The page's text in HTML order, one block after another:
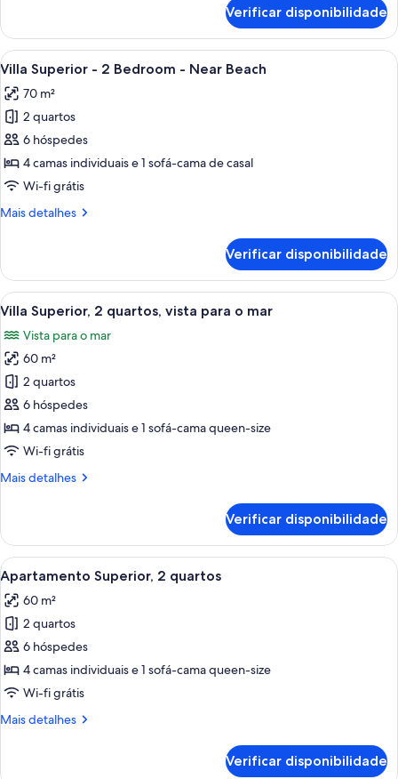
the
beach
quarto:
Casa
Tavera
3
bedrooms
near
the
beach
Verificar disponibilidade
Ver
todas
as
imagens
de
Villa
Superior
2
Near
Beach
Cozinha moderna com armários
11
Villa Superior - 2 Bedroom - Near Beach
70 m²
2 quartos
6 hóspedes
4 camas individuais e 1 sofá-cama de casal
Wi-fi grátis
Mais detalhes
Mais
quarto:
Villa
Superior
2
Bedroom
Near
Beach
Verificar disponibilidade
Ver
todas
as
imagens
de
Villa
Superior,
2
quartos,
vista
mar
Um jardim com duas mesas e
10
Villa Superior, 2 quartos, vista para o mar
Vista para o mar
60 m²
2 quartos
6 hóspedes
4 camas individuais e 1 sofá-cama queen-size
Wi-fi grátis
Mais detalhes
Mais
quarto:
Villa
Superior,
quartos,
vista
para
o
mar
Verificar disponibilidade
Ver
todas
as
imagens
de
Apartamento
Superior,
quartos
Uma casa com um pátio de pedra,
5
Apartamento Superior, 2 quartos
60 m²
2 quartos
6 hóspedes
4 camas individuais e 1 sofá-cama queen-size
Wi-fi grátis
Mais detalhes
Mais
Verificar disponibilidade